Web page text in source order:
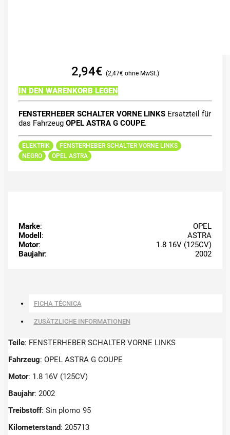
2,94€ 2,47€
IN DEN WARENKORB LEGEN
FENSTERHEBER SCHALTER VORNE LINKSErsatzteil für
das Fahrzeug OPEL ASTRA G COUPE.
ELEKTRIK
FENSTERHEBER SCHALTER VORNE LINKS
NEGRO
OPEL ASTRA
Marke:
OPEL
Modell :
ASTRA
Motor:
1.8 16V (125CV)
Baujahr: 2002
FICHA TÉCNICA
ZUSÄTZLICHE INFORMATIONEN
Teile: FENSTERHEBER SCHALTER VORNE LINKS
Fahrzeug: OPEL ASTRA G COUPE
Motor: 1.8 16V (125CV)
Baujahr: 2002
Treibstoff: Sin plomo 95
Kilometerstand: 205713